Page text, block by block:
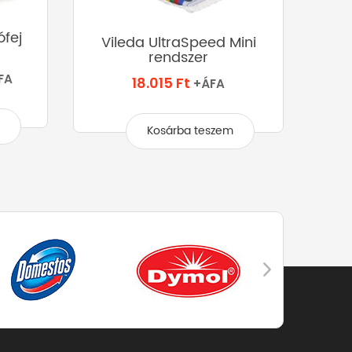
Ártartomány:
547 Ft
Vileda UltraSpeed Mini
rendszer
18.015 Ft +ÁFA
Kosárba teszem